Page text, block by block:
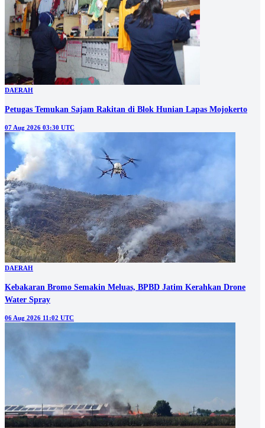
DAERAH
Petugas Temukan Sajam Rakitan di Blok Hunian Lapas Mojokerto
07 Aug 2026 03:30 UTC
DAERAH
Kebakaran Bromo Semakin Meluas, BPBD Jatim Kerahkan Drone
Water Spray
06 Aug 2026 11:02 UTC